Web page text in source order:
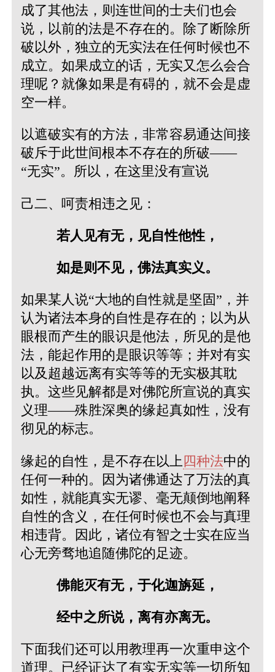
成了其他法，则连世间的士夫们也会
说，以前的法是不存在的。除了断除所
破以外，独立的无实法在任何时候也不
成立。如果成立的话，无实又怎么会合
理呢？就像如果是有碍的，就不会是虚
空一样。
以遮破实有的方法，非常容易通达间接
破斥于此世间根本不存在的所破——
“无实”。所以，在这里没有宣说
己二、呵责相违之见：
若人见有无，见自性他性，
如是则不见，佛法真实义。
如果某人说“大地的自性就是坚固”，并
认为诸法本身的自性是存在的；以为从
眼根而产生的眼识是他法，所见的是他
法，能起作用的是眼识等等；并对有实
以及超越远离有实等等的无实极其耽
执。这些见解都是对佛陀所宣说的真实
义理——殊胜深奥的缘起真如性，没有
彻见的标志。
缘起的自性，是不存在以上四种法中的
任何一种的。因为诸佛通达了万法的真
如性，就能真实无谬、毫无颠倒地阐释
自性的含义，在任何时候也不会与真理
相违背。因此，诸位有智之士实在应当
心无旁骛地追随佛陀的足迹。
佛能灭有无，于化迦旃延，
经中之所说，离有亦离无。
下面我们还可以用教理再一次重申这个
道理。已经证达了有实无实等一切所知